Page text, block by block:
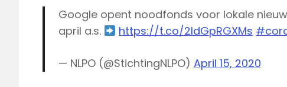
Google opent noodfonds voor lokale
april a.s.
https://t.co/2ldGpRGXMs
— NLPO (@StichtingNLPO) April 15, 2020